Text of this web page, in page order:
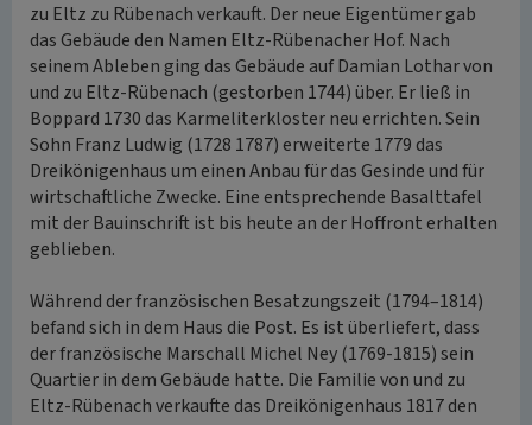
zu Eltz zu Rübenach verkauft. Der neue Eigentümer gab
das Gebäude den Namen Eltz-Rübenacher Hof. Nach
seinem Ableben ging das Gebäude auf Damian Lothar von
und zu Eltz-Rübenach (gestorben 1744) über. Er ließ in
Boppard 1730 das Karmeliterkloster neu errichten. Sein
Sohn Franz Ludwig (1728 1787) erweiterte 1779 das
Dreikönigenhaus um einen Anbau für das Gesinde und für
wirtschaftliche Zwecke. Eine entsprechende Basalttafel
mit der Bauinschrift ist bis heute an der Hoffront erhalten
geblieben.
Während der französischen Besatzungszeit (1794–1814)
befand sich in dem Haus die Post. Es ist überliefert, dass
der französische Marschall Michel Ney (1769-1815) sein
Quartier in dem Gebäude hatte. Die Familie von und zu
Eltz-Rübenach verkaufte das Dreikönigenhaus 1817 den